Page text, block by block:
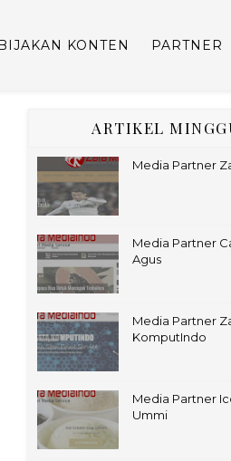
KONTEN PARTNER
ARTIKEL
Media Partner
Media Partner
Agus
Media Partner
KomputIndo
Media Partner
Ummi